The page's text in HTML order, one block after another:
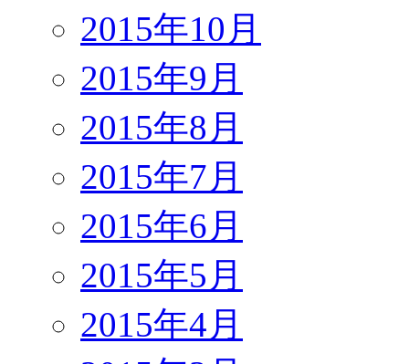
2015年10月
2015年9月
2015年8月
2015年7月
2015年6月
2015年5月
2015年4月